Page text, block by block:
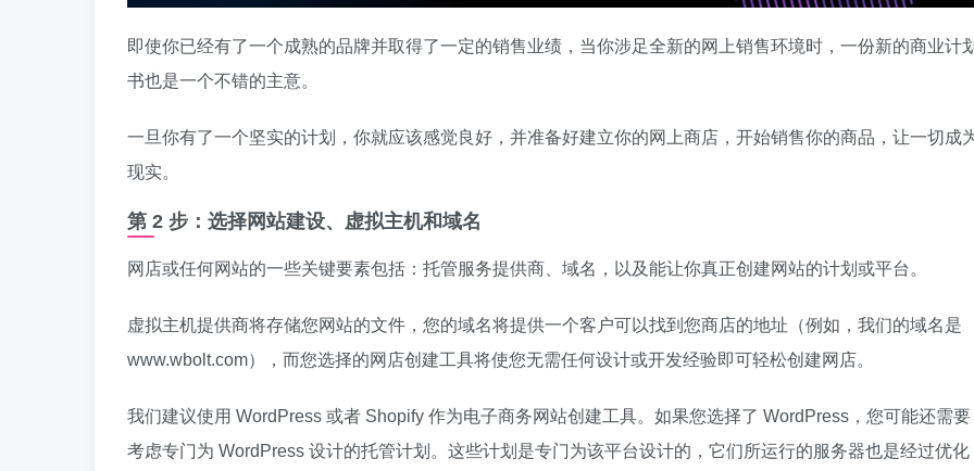
即使你已经有了一个成熟的品牌并取得了一定的销售业绩，当你涉足全新的网上销售环境时，一份新的商业计
书也是一个不错的主意。
一旦你有了一个坚实的计划，你就应该感觉良好，并准备好建立你的网上商店，开始销售你的商品，让一切成
现实。
第 2 步：选择网站建设、虚拟主机和域名
网店或任何网站的一些关键要素包括：托管服务提供商、域名，以及能让你真正创建网站的计划或平台。
虚拟主机提供商将存储您网站的文件，您的域名将提供一个客户可以找到您商店的地址（例如，我们的域名是
www.wbolt.com），而您选择的网店创建工具将使您无需任何设计或开发经验即可轻松创建网店。
我们建议使用 WordPress 或者 Shopify 作为电子商务网站创建工具。如果您选择了 WordPress，您可能还需要
考虑专门为 WordPress 设计的托管计划。这些计划是专门为该平台设计的，它们所运行的服务器也是经过优化